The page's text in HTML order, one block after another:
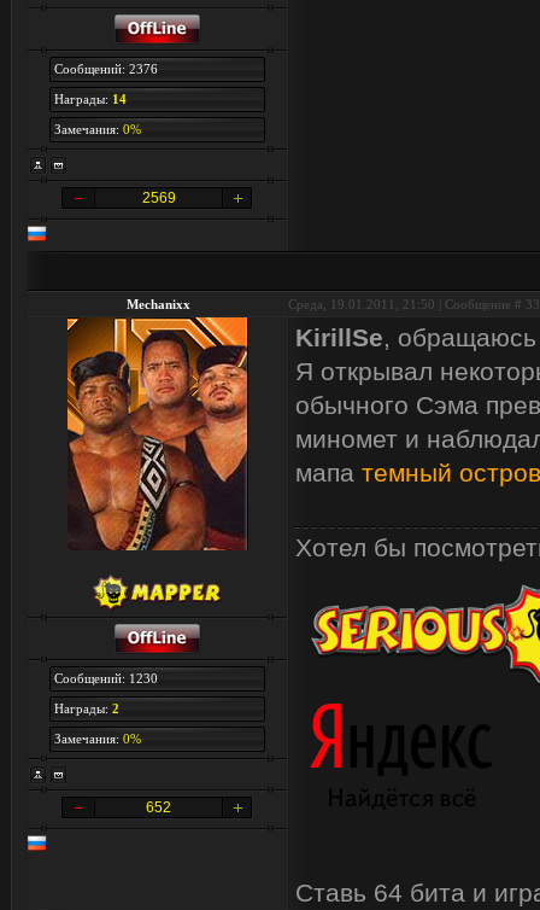
Сообщений: 2376
Награды: 14
Замечания: 0%
2569
Mechanixx Среда, 19.01.2011, 21:50 | Сообщение # 33
Сообщений: 1230
Награды: 2
Замечания: 0%
652
KirillSe,
Я открывал
обычного Сэма
миномет и
мапа темный остров
Хотел бы
Ставь 64 бита и